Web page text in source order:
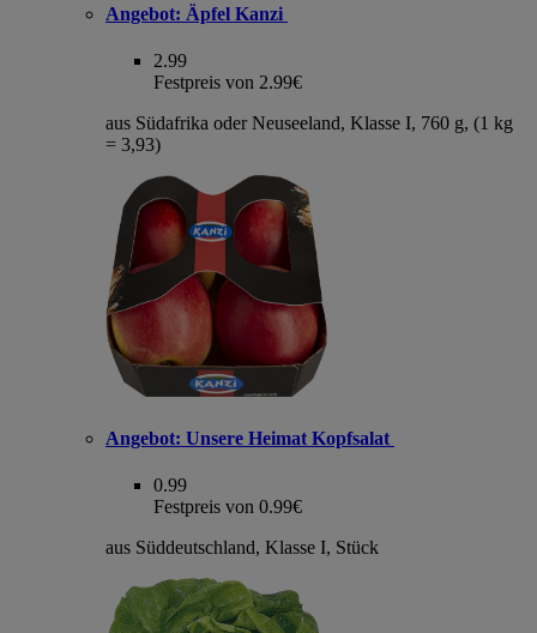
Angebot: Äpfel Kanzi
2.99
Festpreis von 2.99€
aus Südafrika oder Neuseeland, Klasse I, 760 g, (1 kg
= 3,93)
Angebot: Unsere Heimat Kopfsalat
0.99
Festpreis von 0.99€
aus Süddeutschland, Klasse I, Stück